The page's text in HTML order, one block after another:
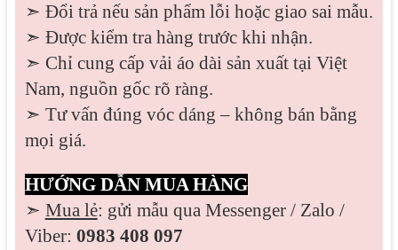
➣ Đổi trả nếu sản phẩm lỗi hoặc giao sai mẫu.
➣ Được kiểm tra hàng trước khi nhận.
➣ Chỉ cung cấp vải áo dài sản xuất tại Việt
Nam, nguồn gốc rõ ràng.
➣ Tư vấn đúng vóc dáng – không bán bằng
mọi giá.
HƯỚNG DẪN MUA HÀNG
➣ Mua lẻ: gửi mẫu qua Messenger / Zalo /
Viber: 0983 408 097